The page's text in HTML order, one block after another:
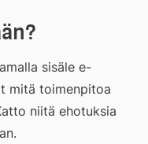
sisäle e-
mitä toimenpitoa
niitä ehotuksia